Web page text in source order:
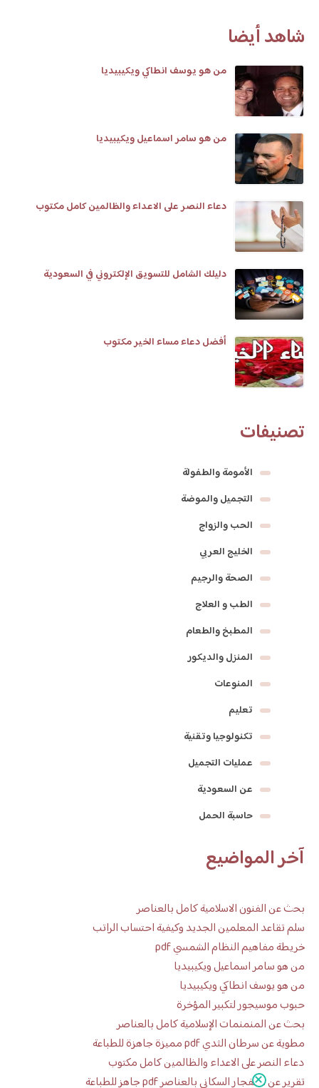
شاهد أيضا
من هو يوسف انطاكي ويكيبيديا
من هو سامر اسماعيل ويكيبيديا
دعاء النصر على الاعداء والظالمين كامل مكتوب
دليلك الشامل للتسويق الإلكتروني في السعودية
أفضل دعاء مساء الخير مكتوب
تصنيفات
الأمومة والطفولة
التجميل والموضة
الحب والزواج
الخليج العربي
الصحة والرجيم
الطب و العلاج
المطبخ والطعام
المنزل والديكور
المنوعات
تعليم
تكنولوجيا وتقنية
عمليات التجميل
عن السعودية
حاسبة الحمل
آخر المواضيع
بحث عن الفنون الاسلامية كامل بالعناصر
سلم تقاعد المعلمين الجديد وكيفية احتساب الراتب
خريطة مفاهيم النظام الشمسي pdf
من هو سامر اسماعيل ويكيبيديا
من هو يوسف انطاكي ويكيبيديا
حبوب موسيجور لتكبير المؤخرة
بحث عن المنمنمات الإسلامية كامل بالعناصر
مطوية عن سرطان الثدي pdf مميزة جاهزة للطباعة
دعاء النصر على الاعداء والظالمين كامل مكتوب
تقرير عن الانفجار السكاني بالعناصر pdf جاهز للطباعة